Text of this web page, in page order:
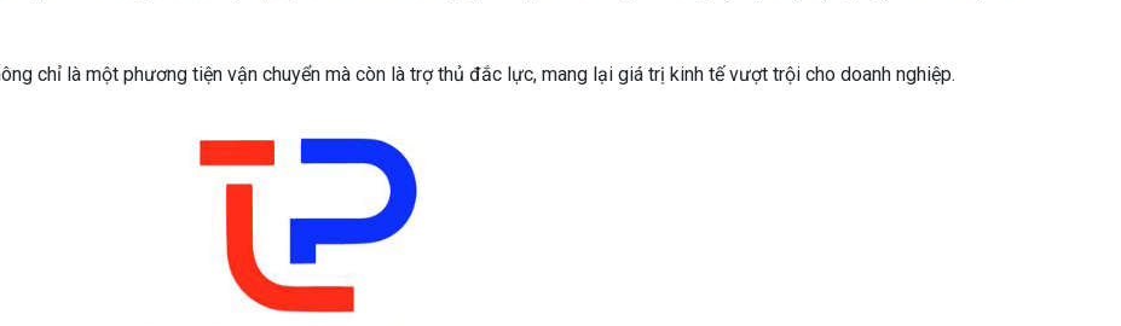
chỉ là một phương tiện vận chuyển mà còn là trợ thủ đắc lực, mang lại giá trị kinh tế vượt trội cho doanh nghiệp.